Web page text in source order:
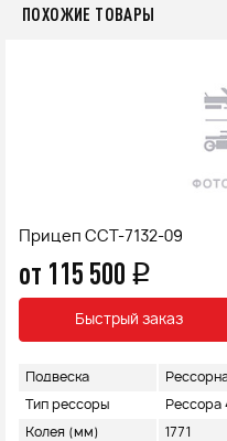
ПОХОЖИЕ ТОВАРЫ
Прицеп ССТ-7132-09
от 115 500 q
Быстрый заказ
Подвеска
Тип рессоры Рессора
Колея (мм) 1771